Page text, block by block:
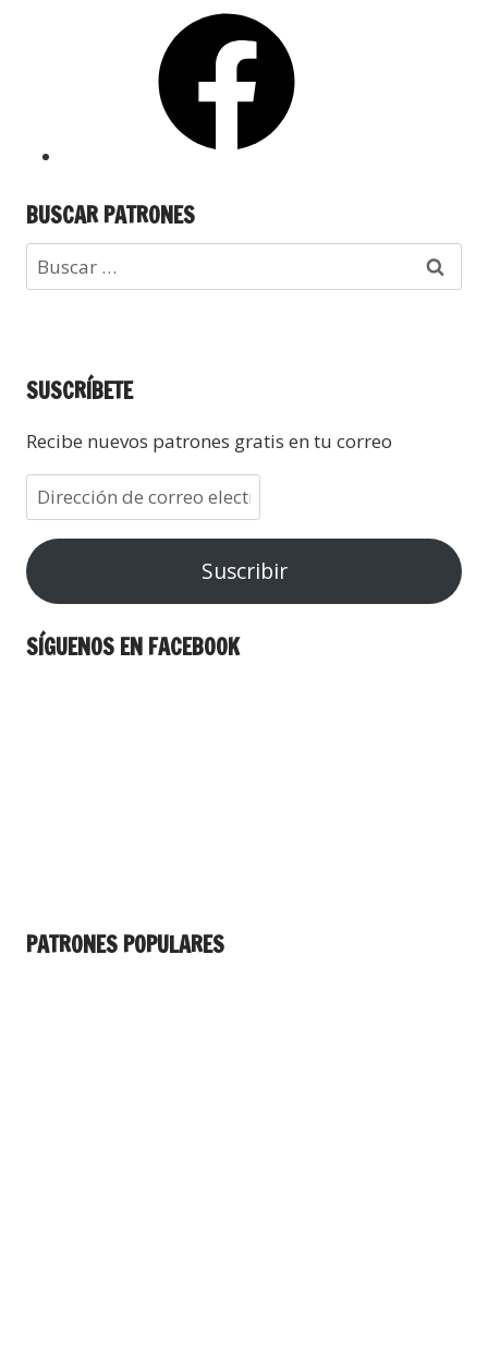
BUSCAR PATRONES
SUSCRÍBETE
Recibe nuevos patrones gratis en tu correo
Suscribir
SÍGUENOS EN FACEBOOK
PATRONES POPULARES